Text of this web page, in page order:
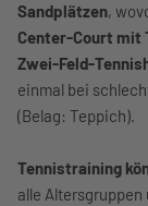
Sandplätzen,
Center-Court mit
Zwei-Feld-
einmal bei
(Belag: Teppich).
Tennistraining
alle Altersgruppen